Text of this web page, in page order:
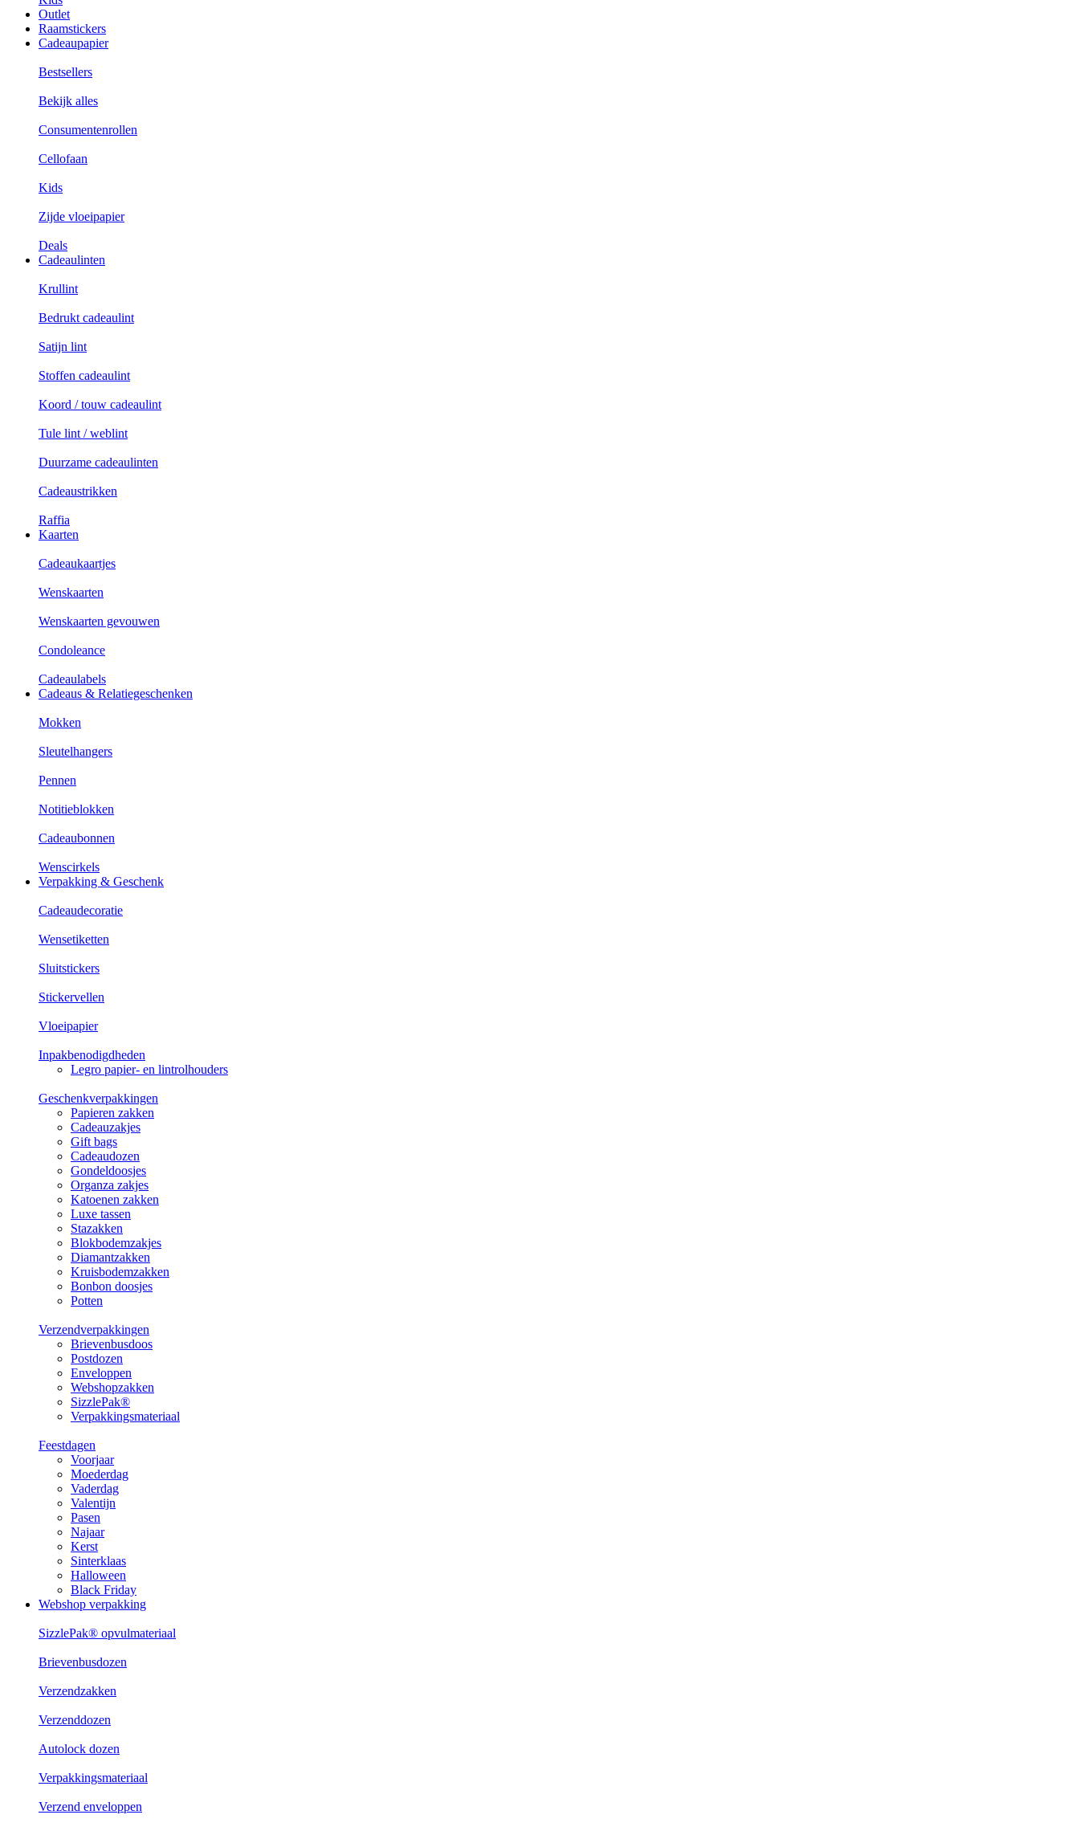
Outlet
Raamstickers
Cadeaupapier
Bestsellers
Bekijk alles
Consumentenrollen
Cellofaan
Kids
Zijde vloeipapier
Deals
Cadeaulinten
Krullint
Bedrukt cadeaulint
Satijn lint
Stoffen cadeaulint
Koord / touw cadeaulint
Tule lint / weblint
Duurzame cadeaulinten
Cadeaustrikken
Raffia
Kaarten
Cadeaukaartjes
Wenskaarten
Wenskaarten gevouwen
Condoleance
Cadeaulabels
Cadeaus & Relatiegeschenken
Mokken
Sleutelhangers
Pennen
Notitieblokken
Cadeaubonnen
Wenscirkels
Verpakking & Geschenk
Cadeaudecoratie
Wensetiketten
Sluitstickers
Stickervellen
Vloeipapier
Inpakbenodigdheden
Legro papier- en lintrolhouders
Geschenkverpakkingen
Papieren zakken
Cadeauzakjes
Gift bags
Cadeaudozen
Gondeldoosjes
Organza zakjes
Katoenen zakken
Luxe tassen
Stazakken
Blokbodemzakjes
Diamantzakken
Kruisbodemzakken
Bonbon doosjes
Potten
Verzendverpakkingen
Brievenbusdoos
Postdozen
Enveloppen
Webshopzakken
SizzlePak®
Verpakkingsmateriaal
Feestdagen
Voorjaar
Moederdag
Vaderdag
Valentijn
Pasen
Najaar
Kerst
Sinterklaas
Halloween
Black Friday
Webshop verpakking
SizzlePak® opvulmateriaal
Brievenbusdozen
Verzendzakken
Verzenddozen
Autolock dozen
Verpakkingsmateriaal
Verzend enveloppen